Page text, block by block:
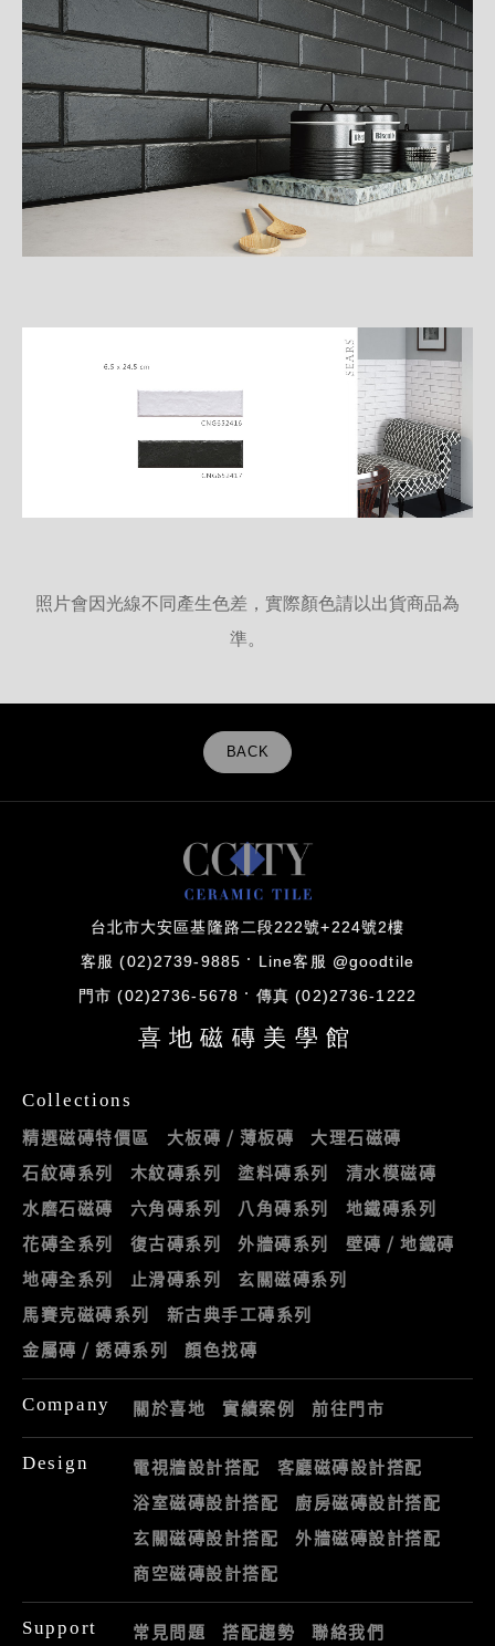
照片會因光線不同產生色差，實際顏色請以出貨商品為
準。
BACK
台北市大安區基隆路二段222號+224號2樓
客服 (02)2739-9885 Line客服 @goodtile
門市 (02)2736-5678 傳真 (02)2736-1222
喜地磁磚美學館
Collections
精選磁磚特價區 大板磚 / 薄板磚
大理石磁磚
石紋磚系列
木紋磚系列 塗料磚系列
清水模磁磚
水磨石磁磚
六角磚系列 八角磚系列
地鐵磚系列
花磚全系列
復古磚系列 外牆磚系列
壁磚 / 地鐵磚
地磚全系列
止滑磚系列
玄關磁磚系列
馬賽克磁磚系列
新古典手工磚系列
金屬磚 / 銹磚系列
顏色找磚
Company 關於喜地 實績案例 前往門市
Design 電視牆設計搭配
客廳磁磚設計搭配
浴室磁磚設計搭配
廚房磁磚設計搭配
玄關磁磚設計搭配
外牆磁磚設計搭配
商空磁磚設計搭配
Support 常見問題 搭配趨勢 聯絡我們